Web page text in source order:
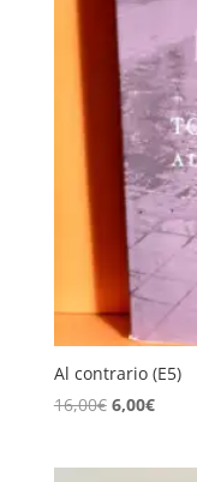
Al contrario (E5)
16,00€ Il
6,00€Il